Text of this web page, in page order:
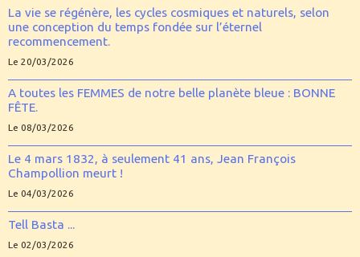
La vie se régénère, les cycles cosmiques et naturels, selon
une conception du temps fondée sur l’éternel
recommencement.
Le 20/03/2026
A toutes les FEMMES de notre belle planète bleue : BONNE
FÊTE.
Le 08/03/2026
Le 4 mars 1832, à seulement 41 ans, Jean François
Champollion meurt !
Le 04/03/2026
Tell Basta ...
Le 02/03/2026